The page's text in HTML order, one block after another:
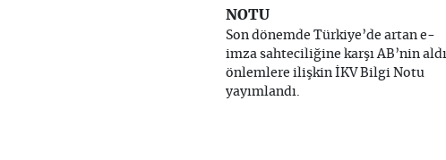
NOTU
Son dönemde Türkiye’de artan e-
imza sahteciliğine karşı AB’nin
önlemlere ilişkin İKV Bilgi Notu
yayımlandı.